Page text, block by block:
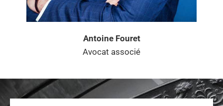
Antoine Fouret
Avocat associé